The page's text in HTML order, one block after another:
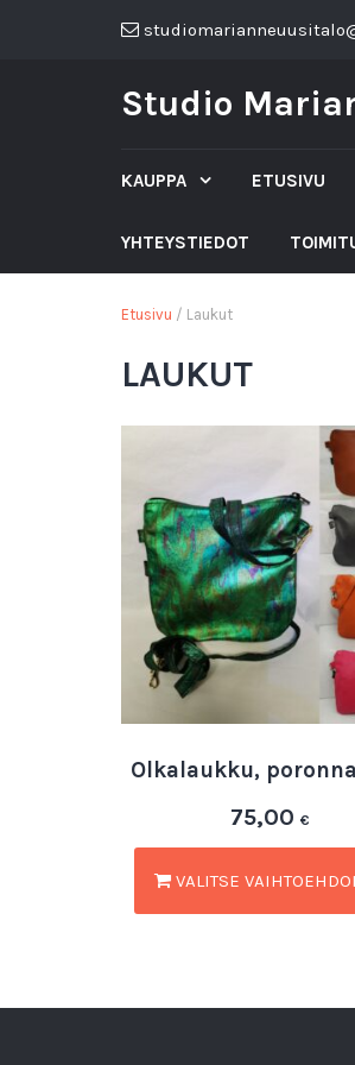
Studio
KAUPPA ETUSIVU
YHTEYSTIEDOT
Etusivu / Laukut
LAUKUT
Olkalaukku,
75,00€
VALITSE